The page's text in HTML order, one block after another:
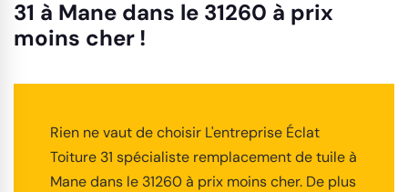
31 à Mane dans le 31260 à prix
moins cher !
Rien ne vaut de choisir L'entreprise Éclat
Toiture 31 spécialiste remplacement de tuile à
Mane dans le 31260 à prix moins cher. De plus